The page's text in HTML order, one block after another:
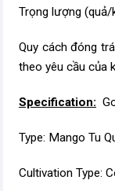
Trọng lượng
Quy cách đóng
theo yêu cầu của
Specification:
Type: Mango Tu
Cultivation Type: